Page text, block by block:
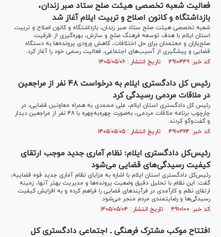
فعالیت شعبه تخصصی هیئت صلح ستاد صبر زندان،
بازداشتگاه و کانون اصلاح و تربیت ایلام آغاز شد
شعبه تخصصی هیئت صلح ستاد صبر زندان، بازداشتگاه و کانون اصلاح و تربیت
استان ایلام با هدف توسعه فرهنگ صلح و سازش، بهره‌گیری از ظرفیت
صلح‌یاران و معتمدان برای حل اختلافات، کاهش ورودی پرونده‌ها به دستگاه
قضایی و پیشگیری از آسیب‌های اجتماعی، فعالیت رسمی خود را آغاز کرد.
کد خبر: ۴۹۱۰۴۴۹ تاریخ انتشار : ۱۴۰۵/۰۵/۰۶
رئیس کل دادگستری ایلام به درخواست ۴۸ نفر از مراجعین
در ملاقات مردمی رسیدگی کرد
رئیس کل دادگستری استان ایلام، علی محمدی به همراه معاونین قضایی، در
چارچوب برنامه ملاقات مردمی، به‌صورت چهره‌به‌چهره با ۴۸ نفر از مراجعین دیدار
و گفت‌و‌گو کردند.
کد خبر: ۴۹۱۰۳۲۴ تاریخ انتشار : ۱۴۰۵/۰۵/۰۵
رئیس‌کل دادگستری ایلام: نظام آماری جدید موجب ارتقای
کیفیت رسیدگی‌های قضایی می‌شود
رئیس‌کل دادگستری استان ایلام با اشاره به مزایای نظام آماری جدید قوه قضاییه،
گفت: این نظام با تحلیل دقیق وضعیت پرونده‌ها و مدیریت بهتر آنها، زمینه
ارتقای نظم و کارآمدی در فرآیندهای قضایی را فراهم کرده و به افزایش کیفیت
رسیدگی‌ها و رضایتمندی مردم منجر می‌شود.
کد خبر: ۴۹۱۰۱۰۰ تاریخ انتشار : ۱۴۰۵/۰۵/۰۴
افتتاح موکب مشترک فرهنگی ـ اجتماعی دادگستری کل